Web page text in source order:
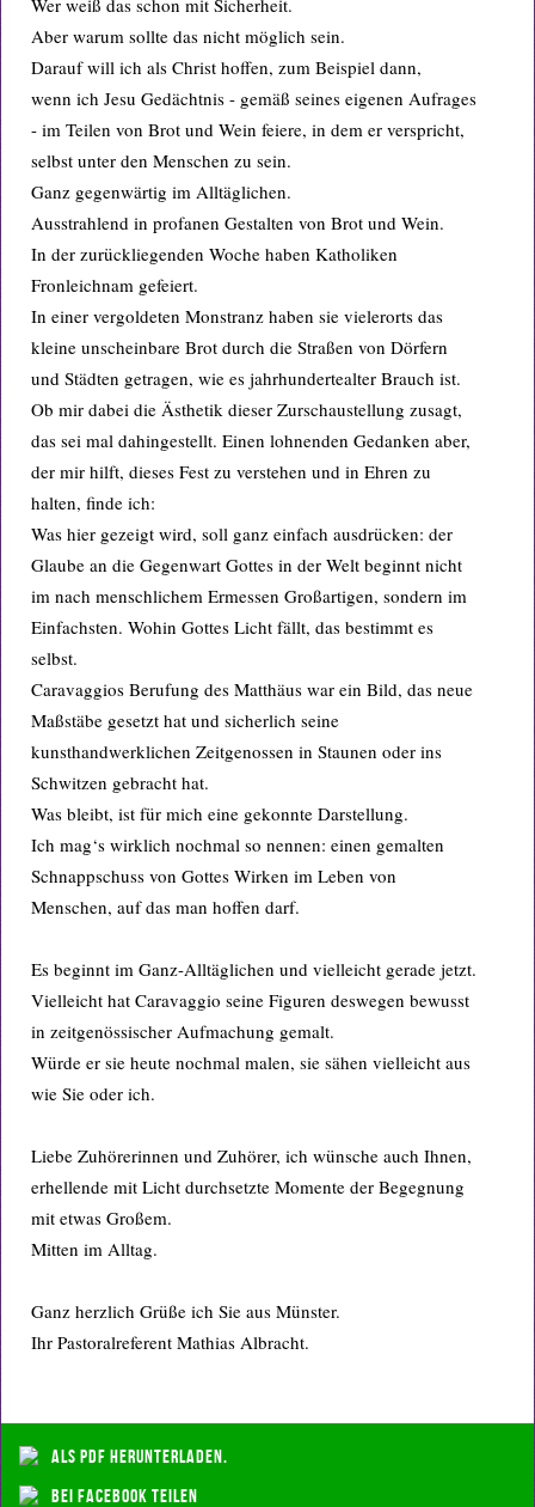
Wer weiß das schon mit Sicherheit.
Aber warum sollte das nicht möglich sein.
Darauf will ich als Christ hoffen, zum Beispiel dann,
wenn ich Jesu Gedächtnis - gemäß seines eigenen Aufrages
- im Teilen von Brot und Wein feiere, in dem er verspricht,
selbst unter den Menschen zu sein.
Ganz gegenwärtig im Alltäglichen.
Ausstrahlend in profanen Gestalten von Brot und Wein.
In der zurückliegenden Woche haben Katholiken
Fronleichnam gefeiert.
In einer vergoldeten Monstranz haben sie vielerorts das
kleine unscheinbare Brot durch die Straßen von Dörfern
und Städten getragen, wie es jahrhundertealter Brauch ist.
Ob mir dabei die Ästhetik dieser Zurschaustellung zusagt,
das sei mal dahingestellt. Einen lohnenden Gedanken aber,
der mir hilft, dieses Fest zu verstehen und in Ehren zu
halten, finde ich:
Was hier gezeigt wird, soll ganz einfach ausdrücken: der
Glaube an die Gegenwart Gottes in der Welt beginnt nicht
im nach menschlichem Ermessen Großartigen, sondern im
Einfachsten. Wohin Gottes Licht fällt, das bestimmt es
selbst.
Caravaggios Berufung des Matthäus war ein Bild, das neue
Maßstäbe gesetzt hat und sicherlich seine
kunsthandwerklichen Zeitgenossen in Staunen oder ins
Schwitzen gebracht hat.
Was bleibt, ist für mich eine gekonnte Darstellung.
Ich mag‘s wirklich nochmal so nennen: einen gemalten
Schnappschuss von Gottes Wirken im Leben von
Menschen, auf das man hoffen darf.
Es beginnt im Ganz-Alltäglichen und vielleicht gerade jetzt.
Vielleicht hat Caravaggio seine Figuren deswegen bewusst
in zeitgenössischer Aufmachung gemalt.
Würde er sie heute nochmal malen, sie sähen vielleicht aus
wie Sie oder ich.
Liebe Zuhörerinnen und Zuhörer, ich wünsche auch Ihnen,
erhellende mit Licht durchsetzte Momente der Begegnung
mit etwas Großem.
Mitten im Alltag.
Ganz herzlich Grüße ich Sie aus Münster.
Ihr Pastoralreferent Mathias Albracht.
als PDF herunterladen.
bei Facebook teilen